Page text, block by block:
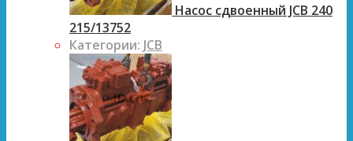
Насос сдвоенный JCB 240
215/13752
Категории: JCB